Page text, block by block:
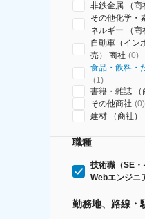
非鉄金属 （商
その他化学・
ネルギー （商
自動車（イン
売） 商社 (0)
食品・飲料・
(1)
書籍・雑誌 （
その他商社 (0)
建材 （商社）
職種
技術職（SE・
Webエンジニ
勤務地、路線・